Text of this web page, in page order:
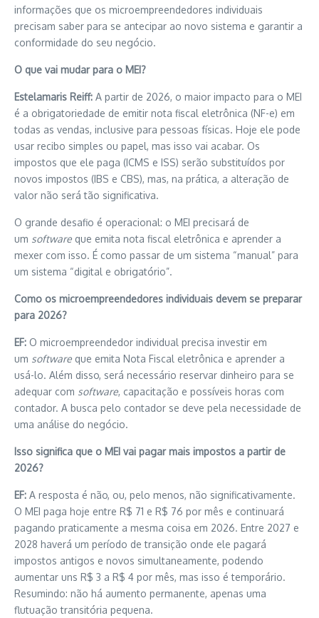
informações que os microempreendedores individuais
precisam saber para se antecipar ao novo sistema e garantir a
conformidade do seu negócio.
O que vai mudar para o MEI?
Estelamaris Reiff: A partir de 2026, o maior impacto para o MEI
é a obrigatoriedade de emitir nota fiscal eletrônica (NF-e) em
todas as vendas, inclusive para pessoas físicas. Hoje ele pode
usar recibo simples ou papel, mas isso vai acabar. Os
impostos que ele paga (ICMS e ISS) serão substituídos por
novos impostos (IBS e CBS), mas, na prática, a alteração de
valor não será tão significativa.
O grande desafio é operacional: o MEI precisará de
um software que emita nota fiscal eletrônica e aprender a
mexer com isso. É como passar de um sistema “manual” para
um sistema “digital e obrigatório”.
Como os microempreendedores individuais devem se preparar
para 2026?
EF: O microempreendedor individual precisa investir em
um software que emita Nota Fiscal eletrônica e aprender a
usá-lo. Além disso, será necessário reservar dinheiro para se
adequar com software, capacitação e possíveis horas com
contador. A busca pelo contador se deve pela necessidade de
uma análise do negócio.
Isso significa que o MEI vai pagar mais impostos a partir de
2026?
EF: A resposta é não, ou, pelo menos, não significativamente.
O MEI paga hoje entre R$ 71 e R$ 76 por mês e continuará
pagando praticamente a mesma coisa em 2026. Entre 2027 e
2028 haverá um período de transição onde ele pagará
impostos antigos e novos simultaneamente, podendo
aumentar uns R$ 3 a R$ 4 por mês, mas isso é temporário.
Resumindo: não há aumento permanente, apenas uma
flutuação transitória pequena.